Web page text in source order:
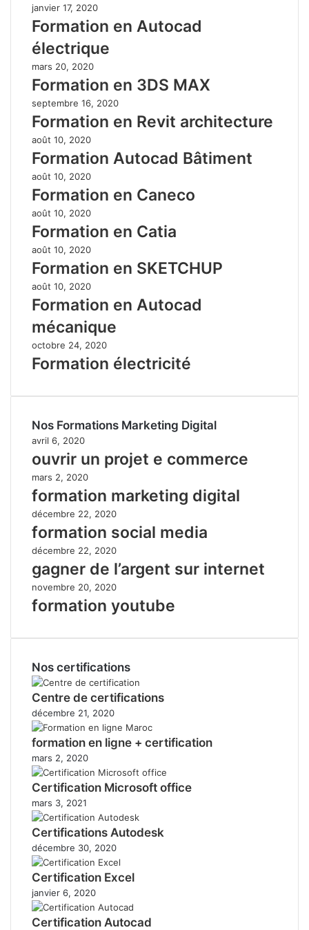
janvier 17, 2020
Formation en Autocad
électrique
mars 20, 2020
Formation en 3DS MAX
septembre 16, 2020
Formation en Revit architecture
août 10, 2020
Formation Autocad Bâtiment
août 10, 2020
Formation en Caneco
août 10, 2020
Formation en Catia
août 10, 2020
Formation en SKETCHUP
août 10, 2020
Formation en Autocad
mécanique
octobre 24, 2020
Formation électricité
Nos Formations Marketing Digital
avril 6, 2020
ouvrir un projet e commerce
mars 2, 2020
formation marketing digital
décembre 22, 2020
formation social media
décembre 22, 2020
gagner de l’argent sur internet
novembre 20, 2020
formation youtube
Nos certifications
Centre de certifications
décembre 21, 2020
formation en ligne + certification
mars 2, 2020
Certification Microsoft office
mars 3, 2021
Certifications Autodesk
décembre 30, 2020
Certification Excel
janvier 6, 2020
Certification Autocad